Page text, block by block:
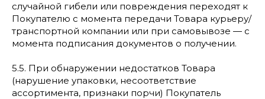
случайной гибели или повреждения переходят к
Покупателю с момента передачи Товара курьеру/
транспортной компании или при самовывозе — с
момента подписания документов о получении.
5.5. При обнаружении недостатков Товара
(нарушение упаковки, несоответствие
ассортимента, признаки порчи) Покупатель